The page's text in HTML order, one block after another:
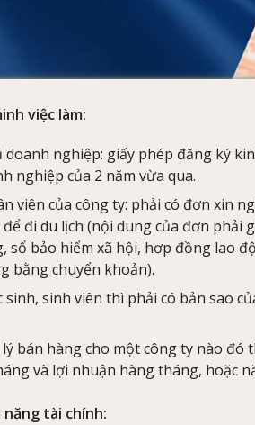
việc làm:
doanh nghiệp: giấy phép đăng ký
nghiệp của 2 năm vừa qua.
viên của công ty: phải có đơn xin
đi du lịch (nội dung của đơn phải
sổ bảo hiểm xã hội, hơp đồng lao
bằng chuyển khoản).
sinh, sinh viên thì phải có bản sao
bán hàng cho một công ty nào đó
và lợi nhuận hàng tháng, hoặc
năng tài chính: